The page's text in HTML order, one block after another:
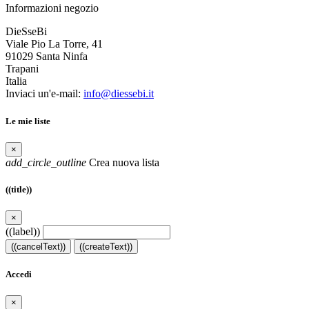
Informazioni negozio
DieSseBi
Viale Pio La Torre, 41
91029 Santa Ninfa
Trapani
Italia
Inviaci un'e-mail: info@diessebi.it
Le mie liste
×
add_circle_outline Crea nuova lista
((title))
×
((label))
((cancelText)) ((createText))
Accedi
×